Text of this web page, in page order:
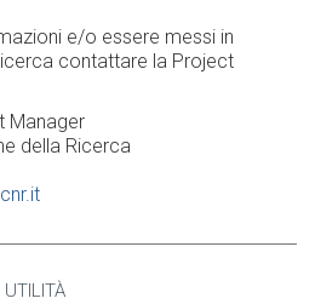
e/o essere messi in
contattare la Project
Manager
della Ricerca
UTILITÀ